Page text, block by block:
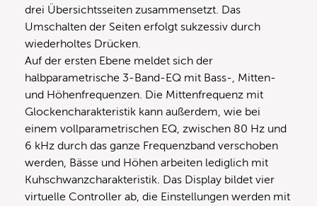
drei Übersichtsseiten zusammensetzt. Das
Umschalten der Seiten erfolgt sukzessiv durch
wiederholtes Drücken.
Auf der ersten Ebene meldet sich der
halbparametrische 3-Band-EQ mit Bass-, Mitten-
und Höhenfrequenzen. Die Mittenfrequenz mit
Glockencharakteristik kann außerdem, wie bei
einem vollparametrischen EQ, zwischen 80 Hz und
6 kHz durch das ganze Frequenzband verschoben
werden, Bässe und Höhen arbeiten lediglich mit
Kuhschwanzcharakteristik. Das Display bildet vier
virtuelle Controller ab, die Einstellungen werden mit